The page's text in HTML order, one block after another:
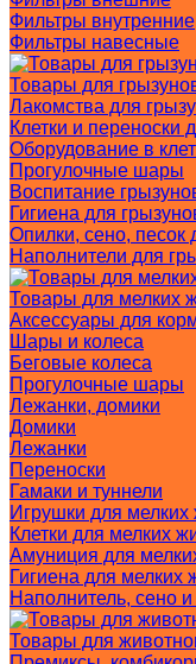
Фильтры внутренние
Фильтры навесные
Товары для
Лакомства для
Клетки и переноски
Оборудование в
Прогулочные шары
Воспитание
Гигиена для
Опилки, сено, песок
Наполнители для
Товары для мелких
Аксессуары для
Шары и колеса
Беговые колеса
Прогулочные шары
Лежанки, домики
Домики
Лежанки
Переноски
Гамаки и туннели
Игрушки для
Клетки для мелких
Амуниция для
Гигиена для мелких
Наполнитель, сено и
Товары для